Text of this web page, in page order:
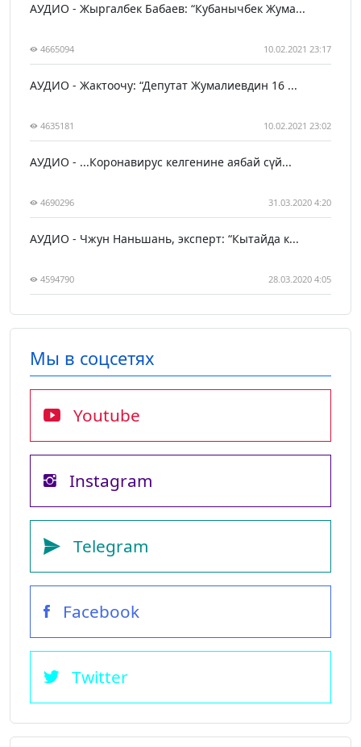
АУДИО - Жыргалбек Бабаев: “Кубанычбек Жума...
4665094 10.02.2021 23:17
АУДИО - Жактоочу: “Депутат Жумалиевдин 16 ...
4635181 10.02.2021 23:02
АУДИО - ...Коронавирус келгенине аябай сүй...
4690296 31.03.2020 4:20
АУДИО - Чжун Наньшань, эксперт: “Кытайда к...
4594790 28.03.2020 4:05
Мы в соцсетях
Youtube
Instagram
Telegram
Facebook
Twitter